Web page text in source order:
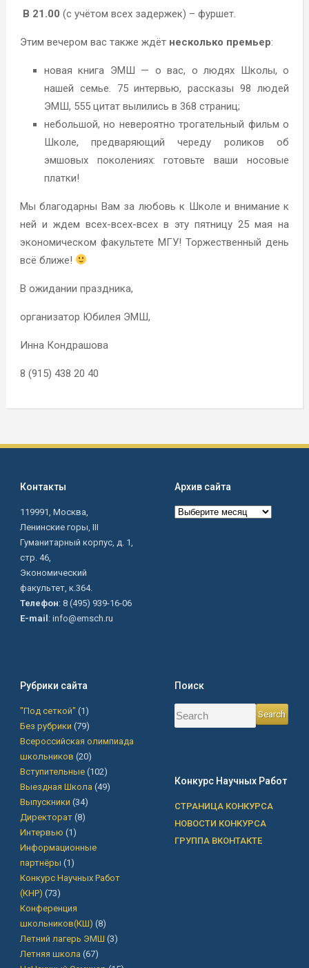
В 21.00 (с учётом всех задержек) – фуршет.
Этим вечером вас также ждёт несколько премьер:
новая книга ЭМШ — о вас, о людях Школы, о
нашей семье. 75 интервью, рассказы 98 людей
ЭМШ, 555 цитат вылились в 368 страниц;
небольшой, но невероятно трогательный фильм о
Школе, предваряющий череду роликов об
эмшовых поколениях: готовьте ваши носовые
платки!
Мы благодарны Вам за любовь к Школе и внимание к
ней и ждем всех-всех-всех в эту пятницу 25 мая на
экономическом факультете МГУ! Торжественный день
всё ближе!
В ожидании праздника,
организатор Юбилея ЭМШ,
Инна Кондрашова
8 (915) 438 20 40
Контакты
119991, Москва,
Ленинские горы, III
Гуманитарный корпус, д. 1,
стр. 46,
Экономический
факультет, к.364.
Телефон: 8 (495) 939-16-06
E-mail : info@emsch.ru
Архив сайта
Архив
Рубрики сайта
"Под сеткой" (1)
Без рубрики (79)
Всероссийская олимпиада
школьников (20)
Вступительные(102)
Выездная Школа (49)
Выпускники (34)
Директорат(8)
Интервью (1)
Информационные
партнёры (1)
Конкурс Научных Работ
(КНР) (73)
Конференция
школьников(КШ) (8)
Летний лагерь ЭМШ (3)
Летняя школа (67)
Поиск
Конкурс Научных Работ
СТРАНИЦА КОНКУРСА
НОВОСТИ КОНКУРСА
ГРУППА ВКОНТАКТЕ